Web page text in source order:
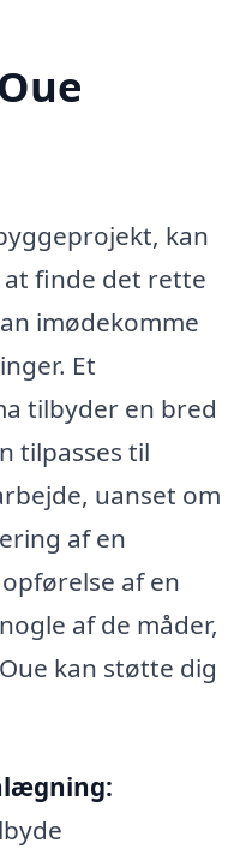
kan
finde det rette
imødekomme
Et
tilbyder en bred
tilpasses til
uanset om
af en
af en
af de måder,
kan støtte dig